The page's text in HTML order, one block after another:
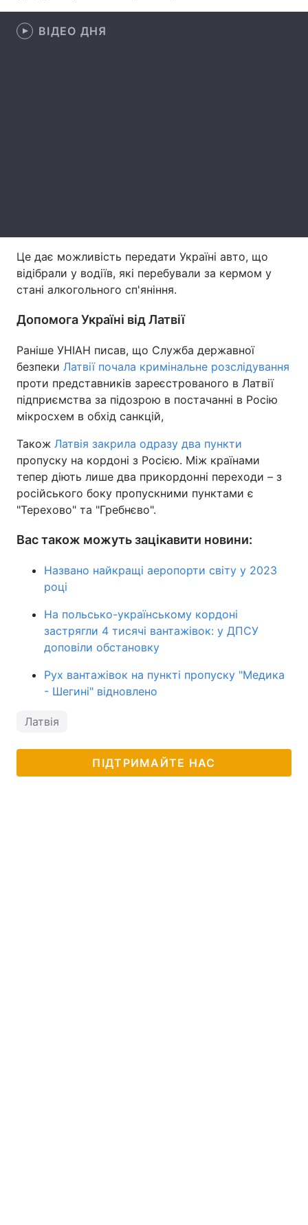
Лонгріди
Тема оформлення
ВІДЕО ДНЯ
Це дає можливість передати Україні авто, що
відібрали у водіїв, які перебували за кермом у
стані алкогольного сп'яніння.
Допомога Україні від Латвії
Раніше УНІАН писав, що Служба державної
безпеки Латвії почала кримінальне розслідування
проти представників зареєстрованого в Латвії
підприємства за підозрою в постачанні в Росію
мікросхем в обхід санкцій,
Також Латвія закрила одразу два пункти
пропуску на кордоні з Росією. Між країнами
тепер діють лише два прикордонні переходи – з
російського боку пропускними пунктами є
"Терехово" та "Гребнєво".
Вас також можуть зацікавити новини:
Названо найкращі аеропорти світу у 2023
році
На польсько-українському кордоні
застрягли 4 тисячі вантажівок: у ДПСУ
доповіли обстановку
Рух вантажівок на пункті пропуску "Медика
- Шегині" відновлено
Латвія
ПІДТРИМАЙТЕ НАС